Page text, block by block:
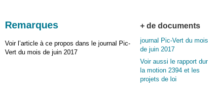
Remarques
Voir l’article à ce propos dans le journal Pic-
Vert du mois de juin 2017
+ de documents
journal Pic-Vert du mois
de juin 2017
Voir aussi le rapport dur
la motion 2394 et les
projets de loi